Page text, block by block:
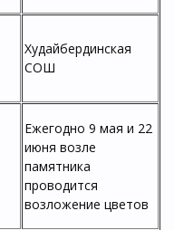
Худайбердинская
СОШ
Ежегодно 9 мая и 22
июня возле
памятника
проводится
возложение цветов